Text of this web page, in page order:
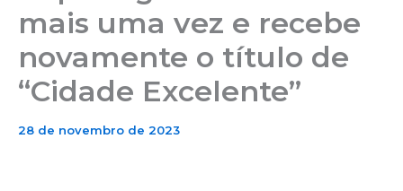
mais uma vez e recebe
novamente o título de
“Cidade Excelente”
28 de novembro de 2023